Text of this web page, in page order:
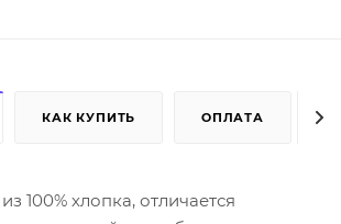
КАК КУПИТЬ ОПЛАТА
100% хлопка, отличается